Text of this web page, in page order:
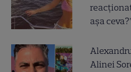
așa
Alinei